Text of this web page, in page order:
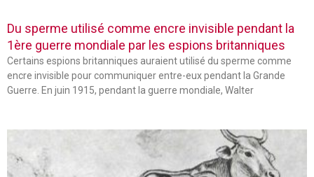
Du sperme utilisé comme encre invisible pendant la
1ère guerre mondiale par les espions britanniques
Certains espions britanniques auraient utilisé du sperme comme
encre invisible pour communiquer entre-eux pendant la Grande
Guerre. En juin 1915, pendant la guerre mondiale, Walter